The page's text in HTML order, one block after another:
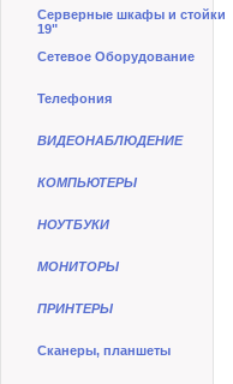
Серверные шкафы и стойки
19"
Сетевое Оборудование
Телефония
ВИДЕОНАБЛЮДЕНИЕ
КОМПЬЮТЕРЫ
НОУТБУКИ
МОНИТОРЫ
ПРИНТЕРЫ
Сканеры, планшеты